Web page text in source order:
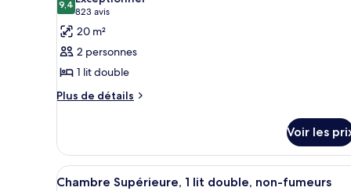
chambres
les
photos
pour
ce
type
de
Standard,
1
lit
9,49,4 sur 10
823 avis
(823 avis)
20 m²
2 personnes
1 lit double
Plus de détails
Plus
le
type
de
Voir les
Afficher
Une chambre d’hôtel
4
Chambre Supérieure, 1 lit double, non-fumeurs